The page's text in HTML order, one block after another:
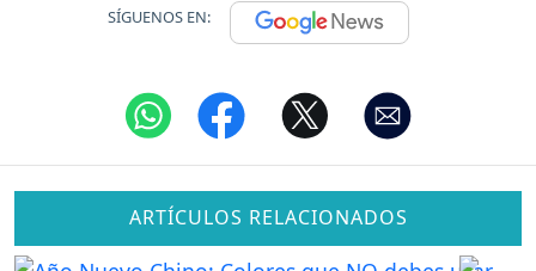
SÍGUENOS EN:
ARTÍCULOS RELACIONADOS